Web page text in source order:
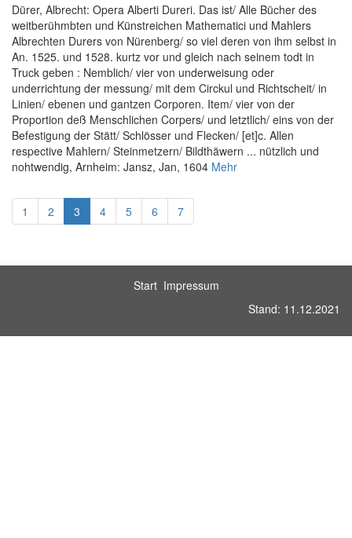
Dürer, Albrecht: Opera Alberti Dureri. Das ist/ Alle Bücher des
weitberühmbten und Künstreichen Mathematici und Mahlers
Albrechten Durers von Nürenberg/ so viel deren von ihm selbst in
An. 1525. und 1528. kurtz vor und gleich nach seinem todt in
Truck geben : Nemblich/ vier von underweisung oder
underrichtung der messung/ mit dem Circkul und Richtscheit/ in
Linien/ ebenen und gantzen Corporen. Item/ vier von der
Proportion deß Menschlichen Corpers/ und letztlich/ eins von der
Befestigung der Stätt/ Schlösser und Flecken/ [et]c. Allen
respective Mahlern/ Steinmetzern/ Bildthäwern ... nützlich und
nohtwendig, Arnheim: Jansz, Jan, 1604 Mehr
1 2 3 4 5 6 7
Start Impressum
Stand: 11.12.2021